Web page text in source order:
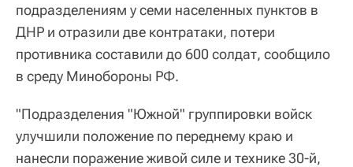
подразделениям у семи населенных пунктов в
ДНР и отразили две контратаки, потери
противника составили до 600 солдат, сообщило
в среду Минобороны РФ.
"Подразделения "Южной" группировки войск
улучшили положение по переднему краю и
нанесли поражение живой силе и технике 30-й,